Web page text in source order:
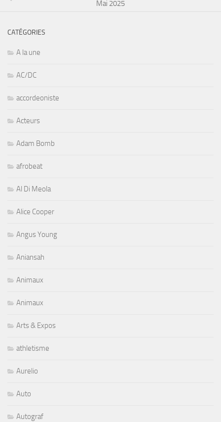
Mai 2025
CATÉGORIES
A la une
AC/DC
accordeoniste
Acteurs
Adam Bomb
afrobeat
Al Di Meola
Alice Cooper
Angus Young
Aniansah
Animaux
Animaux
Arts & Expos
athletisme
Aurelio
Auto
Autograf